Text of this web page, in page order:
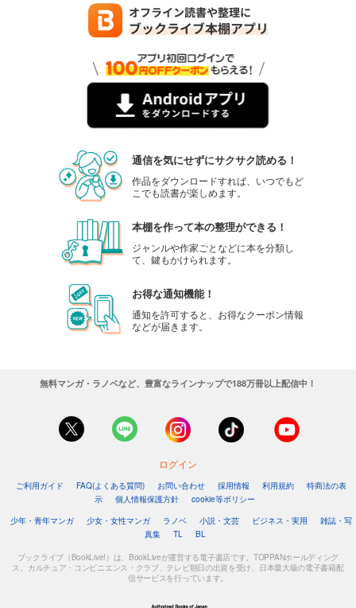
通信を気にせずにサクサク読める！
作品をダウンロードすれば、いつでもど
こでも読書が楽しめます。
本棚を作って本の整理ができる！
ジャンルや作家ごとなどに本を分類し
て、鍵もかけられます。
お得な通知機能！
通知を許可すると、お得なクーポン情報
などが届きます。
無料マンガ・ラノベなど、豊富なラインナップで188万冊以上配信中！
ログイン
ご利用ガイド FAQ(よくある質問) お問い合わせ 採用情報 利用規約
特商法の表
示
個人情報保護方針
cookie等ポリシー
少年・青年マンガ
少女・女性マンガ ラノベ 小説・文芸 ビジネス・実用
雑誌・写
真集
TL BL
ブックライブ（BookLive!）は、BookLiveが運営する電子書店です。TOPPANホールディング
ス、カルチュア・コンビニエンス・クラブ、テレビ朝日の出資を受け、日本最大級の電子書籍配
信サービスを行っています。